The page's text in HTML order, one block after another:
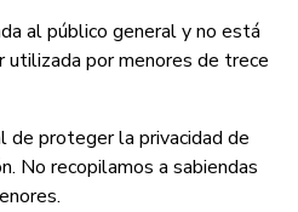
al público general y no está
utilizada por menores de trece
de proteger la privacidad de
No recopilamos a sabiendas